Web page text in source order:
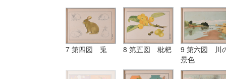
7 第四図 兎 8 第五図 枇杷
9 第六図 川
景色